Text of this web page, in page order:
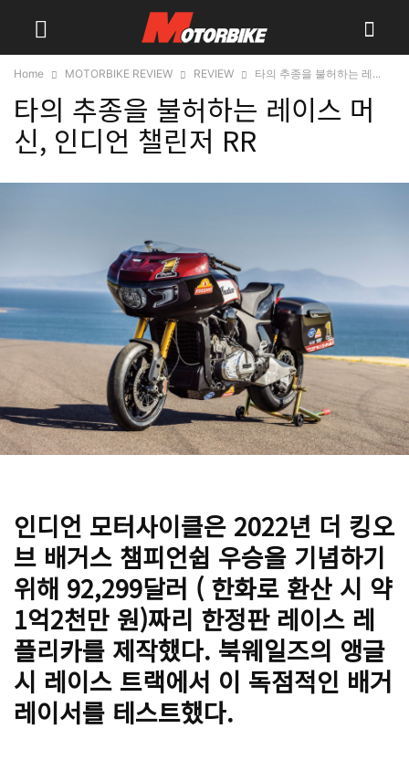
Home MOTORBIKE REVIEW REVIEW 타의 추종을 불허하는 레...
타의 추종을 불허하는 레이스 머
신, 인디언 챌린저 RR
인디언 모터사이클은 2022년 더 킹오
브 배거스 챔피언쉽 우승을 기념하기
위해 92,299달러 ( 한화로 환산 시 약
1억2천만 원)짜리 한정판 레이스 레
플리카를 제작했다. 북웨일즈의 앵글
시 레이스 트랙에서 이 독점적인 배거
레이서를 테스트했다.